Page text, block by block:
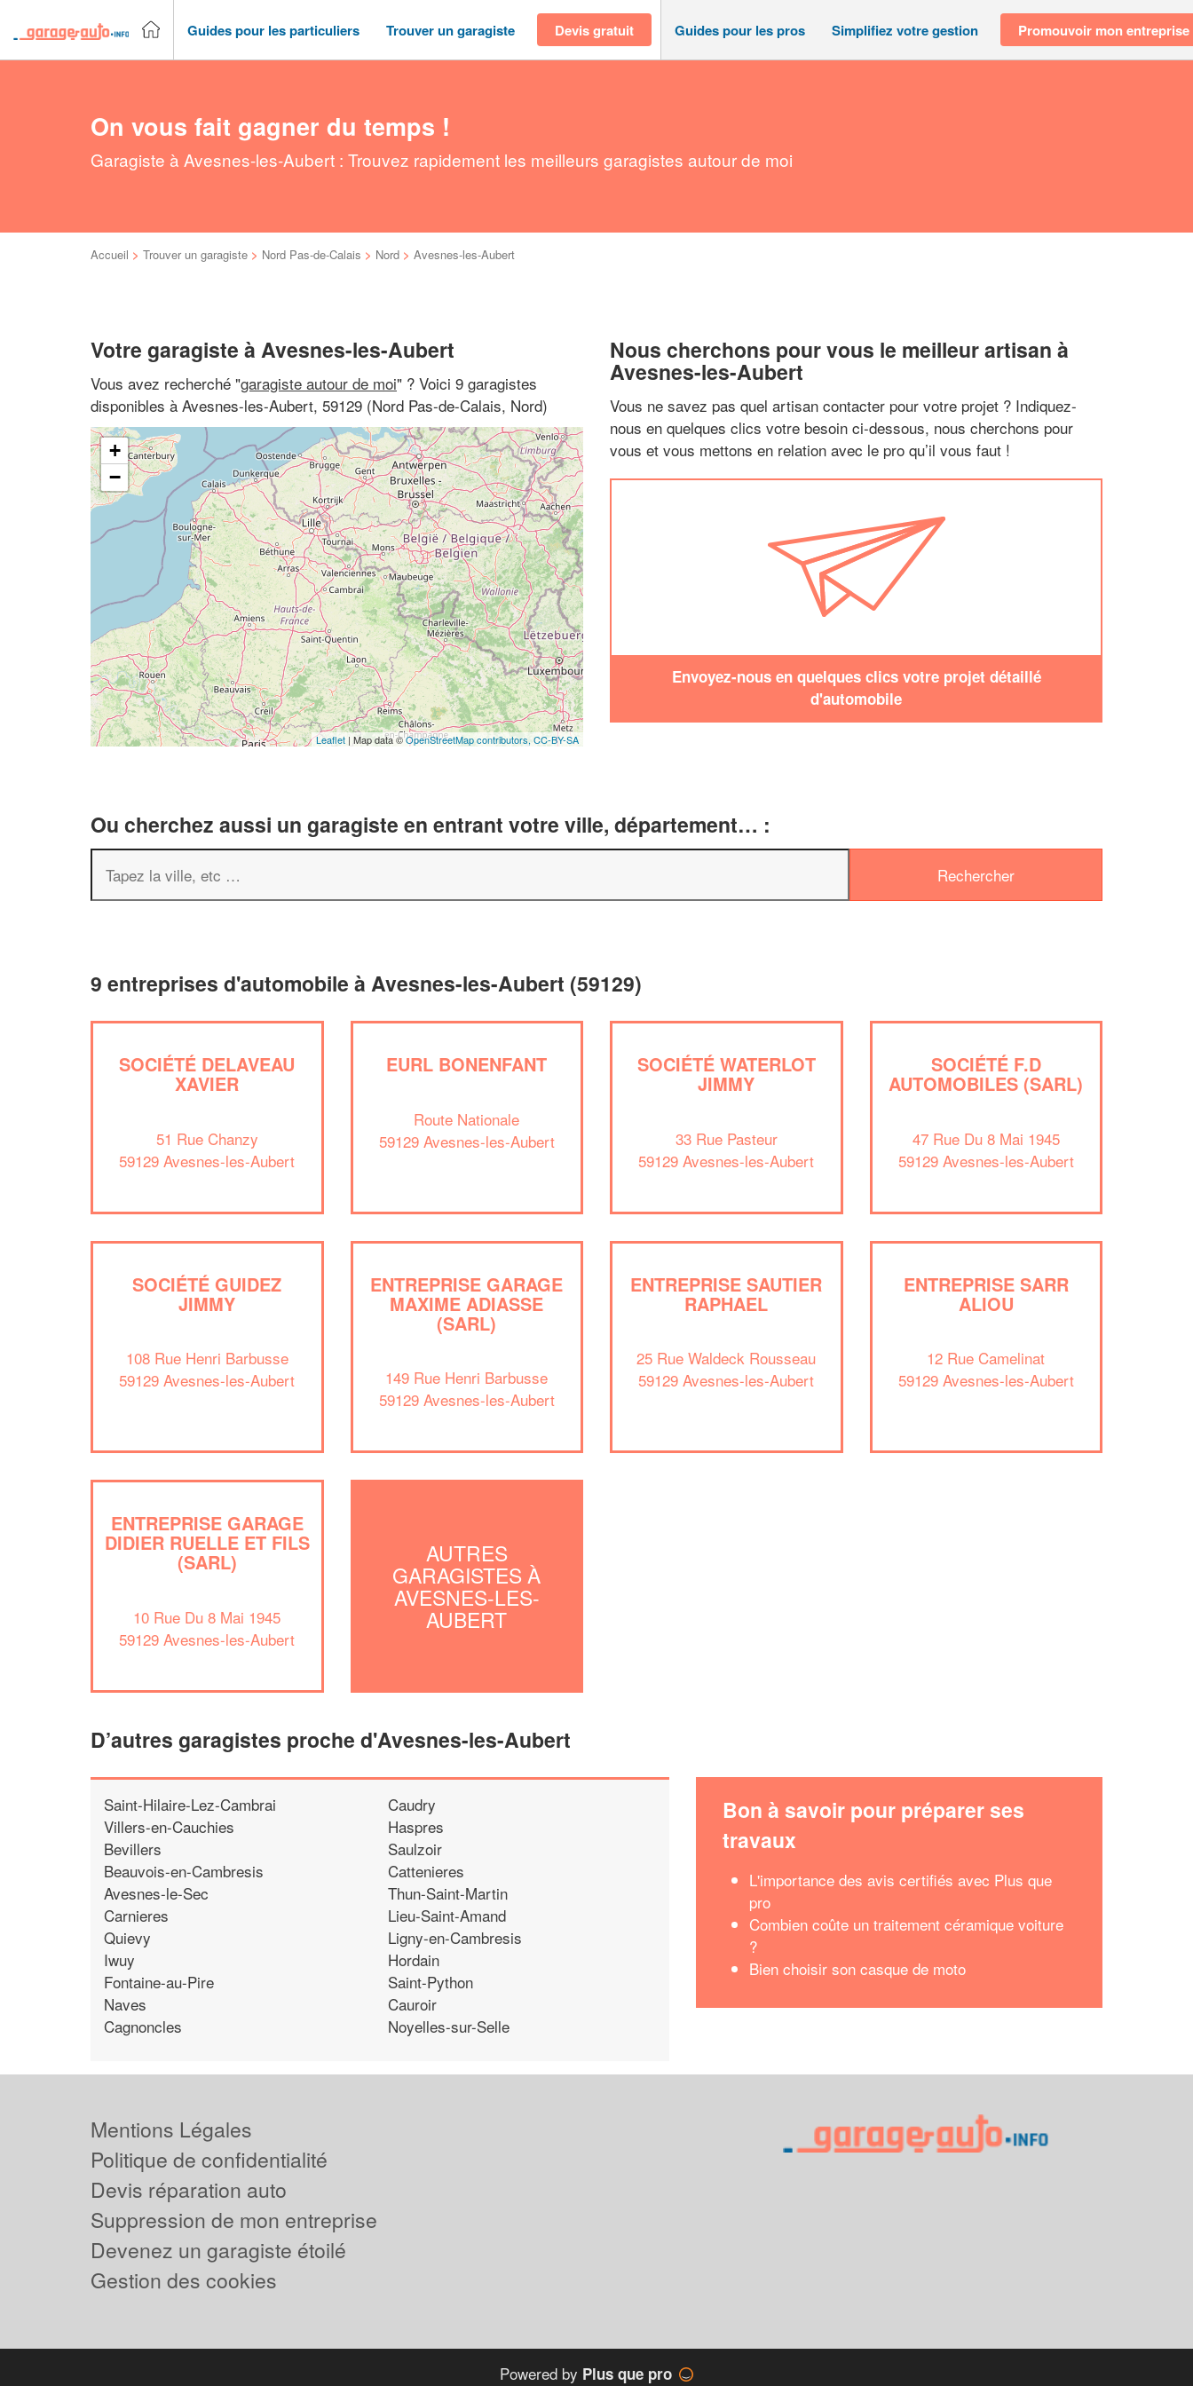
Guides pour les particuliers Trouver un garagiste Devis gratuit Guides pour les pros Simplifiez votre gestion Promouvoir mon entreprise
On vous fait gagner du temps !
Garagiste à Avesnes-les-Aubert : Trouvez rapidement les meilleurs garagistes autour de moi
Accueil > Trouver un garagiste > Nord Pas-de-Calais > Nord > Avesnes-les-Aubert
Votre garagiste à Avesnes-les-Aubert
Vous avez recherché "garagiste autour de moi" ? Voici 9 garagistes
disponibles à Avesnes-les-Aubert, 59129 (Nord Pas-de-Calais, Nord)
+
−
Leaflet | Map data ©OpenStreetMap contributors, CC-BY-SA
Nous cherchons pour vous le meilleur artisan à
Avesnes-les-Aubert
Vous ne savez pas quel artisan contacter pour votre projet ? Indiquez-
nous en quelques clics votre besoin ci-dessous, nous cherchons pour
vous et vous mettons en relation avec le pro qu’il vous faut !
Envoyez-nous en quelques clics votre projet détaillé
d'automobile
Ou cherchez aussi un garagiste en entrant votre ville, département… :
9 entreprises d'automobile à Avesnes-les-Aubert (59129)
SOCIÉTÉ DELAVEAU
XAVIER
51 Rue Chanzy
59129 Avesnes-les-Aubert
EURL BONENFANT
Route Nationale
59129 Avesnes-les-Aubert
SOCIÉTÉ WATERLOT
JIMMY
33 Rue Pasteur
59129 Avesnes-les-Aubert
SOCIÉTÉ F.D
AUTOMOBILES (SARL)
47 Rue Du 8 Mai 1945
59129 Avesnes-les-Aubert
SOCIÉTÉ GUIDEZ
JIMMY
108 Rue Henri Barbusse
59129 Avesnes-les-Aubert
ENTREPRISE GARAGE
MAXIME ADIASSE
(SARL)
149 Rue Henri Barbusse
59129 Avesnes-les-Aubert
ENTREPRISE SAUTIER
RAPHAEL
25 Rue Waldeck Rousseau
59129 Avesnes-les-Aubert
ENTREPRISE SARR
ALIOU
12 Rue Camelinat
59129 Avesnes-les-Aubert
ENTREPRISE GARAGE
DIDIER RUELLE ET FILS
(SARL)
10 Rue Du 8 Mai 1945
59129 Avesnes-les-Aubert
AUTRES
GARAGISTES À
AVESNES-LES-
AUBERT
D’autres garagistes proche d'Avesnes-les-Aubert
Saint-Hilaire-Lez-Cambrai
Villers-en-Cauchies
Bevillers
Beauvois-en-Cambresis
Avesnes-le-Sec
Carnieres
Quievy
Iwuy
Fontaine-au-Pire
Naves
Cagnoncles
Caudry
Haspres
Saulzoir
Cattenieres
Thun-Saint-Martin
Lieu-Saint-Amand
Ligny-en-Cambresis
Hordain
Saint-Python
Cauroir
Noyelles-sur-Selle
Bon à savoir pour préparer ses
travaux
L'importance des avis certifiés avec Plus que
pro
Combien coûte un traitement céramique voiture
?
Bien choisir son casque de moto
professionnel ?
vosmargestout en gagnant de
En savoir plus
Mentions Légales
Politique de confidentialité
Devis réparation auto
Suppression de mon entreprise
Devenez un garagiste étoilé
Gestion des cookies
Powered by Plus que pro